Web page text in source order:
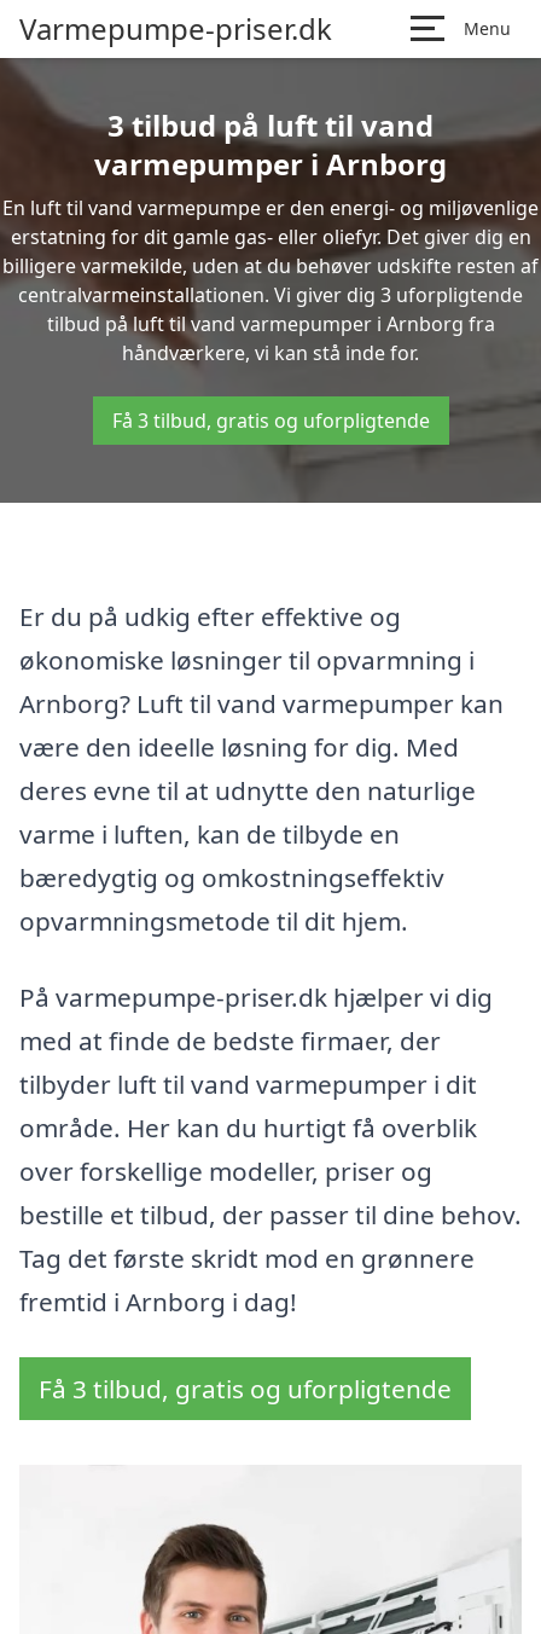
Varmepumpe-priser.dk Menu
3 tilbud på luft til vand
varmepumper i Arnborg
En luft til vand varmepumpe er den energi- og miljøvenlige
erstatning for dit gamle gas- eller oliefyr. Det giver dig en
billigere varmekilde, uden at du behøver udskifte resten af
centralvarmeinstallationen. Vi giver dig 3 uforpligtende
tilbud på luft til vand varmepumper i Arnborg fra
håndværkere, vi kan stå inde for.
Få 3 tilbud, gratis og uforpligtende
Er du på udkig efter effektive og
økonomiske løsninger til opvarmning i
Arnborg? Luft til vand varmepumper kan
være den ideelle løsning for dig. Med
deres evne til at udnytte den naturlige
varme i luften, kan de tilbyde en
bæredygtig og omkostningseffektiv
opvarmningsmetode til dit hjem.
På varmepumpe-priser.dk hjælper vi dig
med at finde de bedste firmaer, der
tilbyder luft til vand varmepumper i dit
område. Her kan du hurtigt få overblik
over forskellige modeller, priser og
bestille et tilbud, der passer til dine behov.
Tag det første skridt mod en grønnere
fremtid i Arnborg i dag!
Få 3 tilbud, gratis og uforpligtende